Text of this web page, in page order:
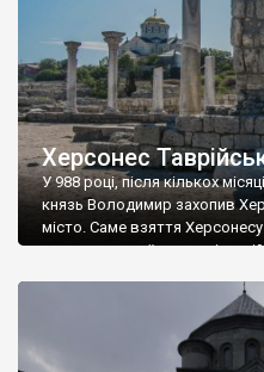
Херсонес
У 988 році, після кількох
князь Володимир захопив
місто. Саме взяття
диктувати свої умови
Херсонесі Володимир-
А потім було Хрещення Русі.